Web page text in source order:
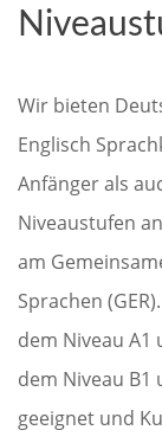
Wir bieten
Englisch
Anfänger als
Niveaustufen
am
Sprachen
dem Niveau A1
dem Niveau
geeignet und